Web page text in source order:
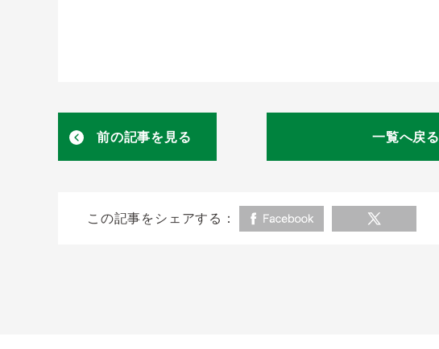
前の記事を見る 一覧へ戻る
この記事をシェアする：